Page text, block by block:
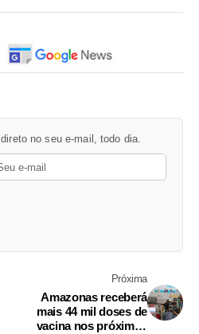
direto no seu e-mail, todo dia.
Próxima
Amazonas receberá
mais 44 mil doses de
vacina nos próximos